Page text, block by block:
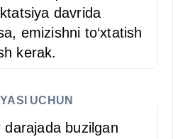
davrida
emizishni to‘xtatish
kerak.
UCHUN
darajada buzilgan